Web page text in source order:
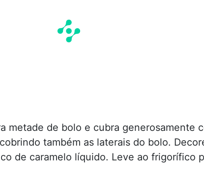
metade de bolo e cubra generosamente
também as laterais do bolo.
de caramelo líquido. Leve ao frigorífico